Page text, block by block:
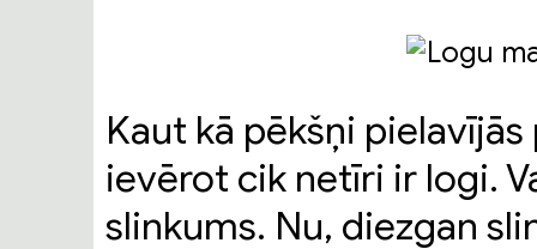
Kaut kā pēkšņi
ievērot cik netīri ir logi.
slinkums. Nu, diezgan